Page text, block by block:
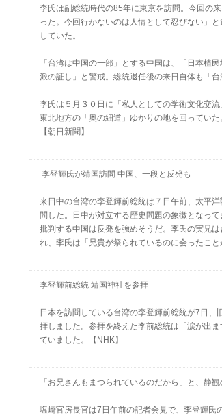
李氏は副総統時代の85年に東京を訪問。今回の
った。今回行かないのは人情として忍びない」
していた。
「台湾は中国の一部」とする中国は、「日本植
派の証し」と警戒。総統退任後の来日自体も「
李氏は５月３０日に「私人としての学術文化交
東北地方の「奥の細道」ゆかりの地を回ってい
【朝日新聞】
李登輝氏が靖国訪問 中国、一段と反発も
来日中の台湾の李登輝前総統は７日午前、太平
問した。日中が対立する歴史問題の象徴となっ
批判する中国は反発を強めそうだ。李氏の実兄
れ、李氏は「兄貴が祭られているのに会ったこと
李登輝前総統 靖国神社を参拝
日本を訪問している台湾の李登輝前総統が7日
拝しました。参拝を終えた李前総統は「涙が出
ていました。【NHK】
「お兄さんもまつられているのだから」と、静観
塩崎官房長官は7日午前の記者会見で、李登輝氏